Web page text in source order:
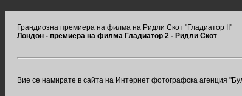
Грандиозна премиера на филма на Ридли Скот "Гладиатор II"
Лондон - премиера на филма Гладиатор 2 - Ридли Скот
Вие се намирате в сайта на Интернет фотографска агенция